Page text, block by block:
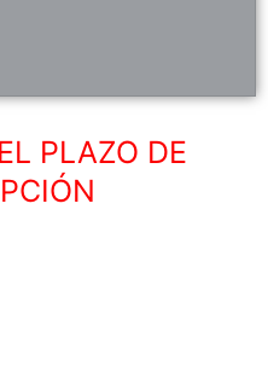
PLAZO DE